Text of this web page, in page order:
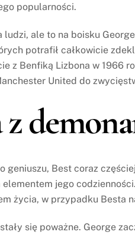
popularności.
ludzi, ale to na boisku
potrafił całkowicie
z Benfiką Lizbona w 1966
United do
z
geniuszu, Best coraz
elementem jego
życia, w przypadku Besta
się poważne. George